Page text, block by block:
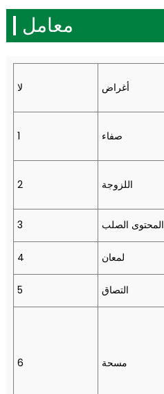
معامل
لا أغراض
1 صفاء
2 اللزوجة
3 المحتوى الصلب
4 لمعان
5 التصاق
6 مسحة